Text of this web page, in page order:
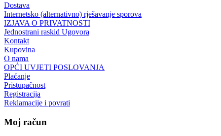
Dostava
Internetsko (alternativno) rješavanje sporova
IZJAVA O PRIVATNOSTI
Jednostrani raskid Ugovora
Kontakt
Kupovina
O nama
OPĆI UVJETI POSLOVANJA
Plaćanje
Pristupačnost
Registracija
Reklamacije i povrati
Moj račun